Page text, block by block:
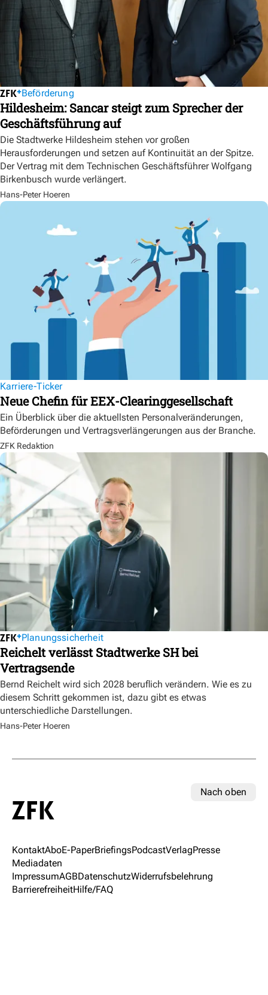
Beförderung
Hildesheim: Sancar steigt zum Sprecher der
Geschäftsführung auf
Die Stadtwerke Hildesheim stehen vor großen
Herausforderungen und setzen auf Kontinuität an der Spitze.
Der Vertrag mit dem Technischen Geschäftsführer Wolfgang
Birkenbusch wurde verlängert.
Hans-Peter Hoeren
Karriere-Ticker
Neue Chefin für EEX-Clearinggesellschaft
Ein Überblick über die aktuellsten Personalveränderungen,
Beförderungen und Vertragsverlängerungen aus der Branche.
ZFK Redaktion
Planungssicherheit
Reichelt verlässt Stadtwerke SH bei
Vertragsende
Bernd Reichelt wird sich 2028 beruflich verändern. Wie es zu
diesem Schritt gekommen ist, dazu gibt es etwas
unterschiedliche Darstellungen.
Hans-Peter Hoeren
Nach oben
KontaktAboE-PaperBriefingsPodcastVerlagPresse
Mediadaten
ImpressumAGBDatenschutzWiderrufsbelehrung
BarrierefreiheitHilfe/FAQ